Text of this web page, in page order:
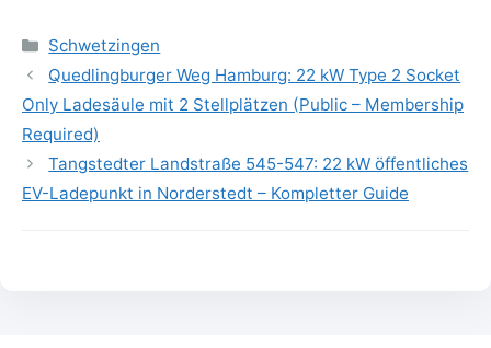
Categories
Schwetzingen
Quedlingburger Weg Hamburg: 22 kW Type 2 Socket
Only Ladesäule mit 2 Stellplätzen (Public – Membership
Required)
Tangstedter Landstraße 545-547: 22 kW öffentliches
EV-Ladepunkt in Norderstedt – Kompletter Guide